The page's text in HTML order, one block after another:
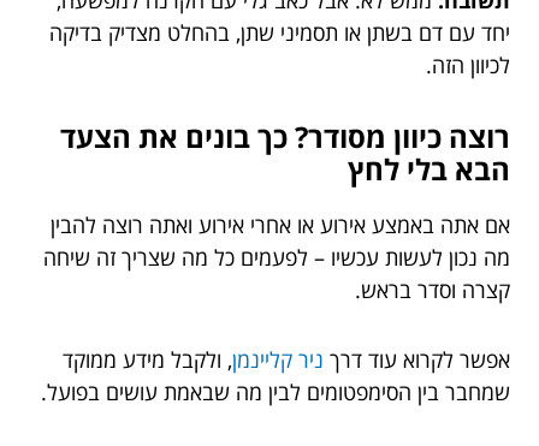
יחד עם דם בשתן או תסמיני שתן, בהחלט מצדיק בדיקה
לכיוון הזה.
רוצה כיוון מסודר? כך בונים את הצעד
הבא בלי לחץ
אם אתה באמצע אירוע או אחרי אירוע ואתה רוצה להבין
מה נכון לעשות עכשיו – לפעמים כל מה שצריך זה שיחה
קצרה וסדר בראש.
אפשר לקרוא עוד דרך ניר קליינמן, ולקבל מידע ממוקד
שמחבר בין הסימפטומים לבין מה שבאמת עושים בפועל.